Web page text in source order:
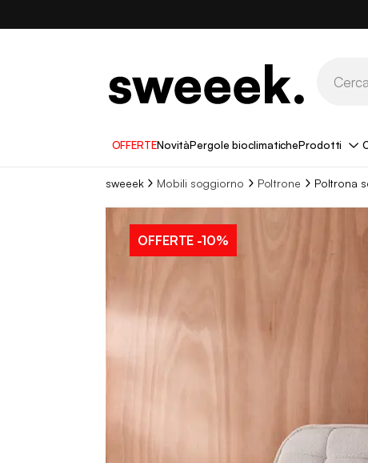
OFFERTENovitàPergole bioclimaticheProdotti
sweeek Mobili soggiorno Poltrone Poltrona
OFFERTE -10%